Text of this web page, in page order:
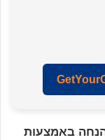
את כרטיסיכם מראש עם 5% הנחה באמצעות